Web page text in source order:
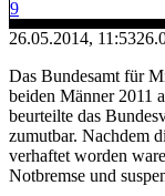
9
26.05.2014, 11:53
Das Bundesamt für
beiden Männer 2011
beurteilte das
zumutbar. Nachdem
verhaftet worden
Notbremse und